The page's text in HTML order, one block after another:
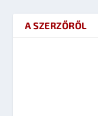
A SZERZŐRŐL